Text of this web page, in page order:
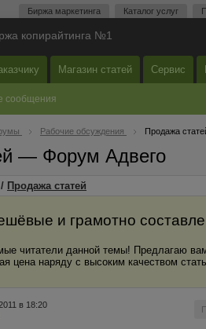
Биржа маркетинга Каталог услуг
копирайтинга №1
Магазин статей Сервис
сообщения
Рабочие обсуждения Продажа
— Форум Адвего
/ Продажа статей
и грамотно
читатели данной темы! Предлагаю
цена наряду с высоким качеством
в 18:20